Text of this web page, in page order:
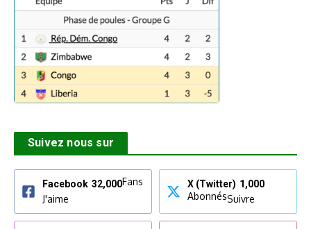
Suivez nous sur
Facebook 32,000Fans
J'aime
X (Twitter) 1,000
AbonnésSuivre